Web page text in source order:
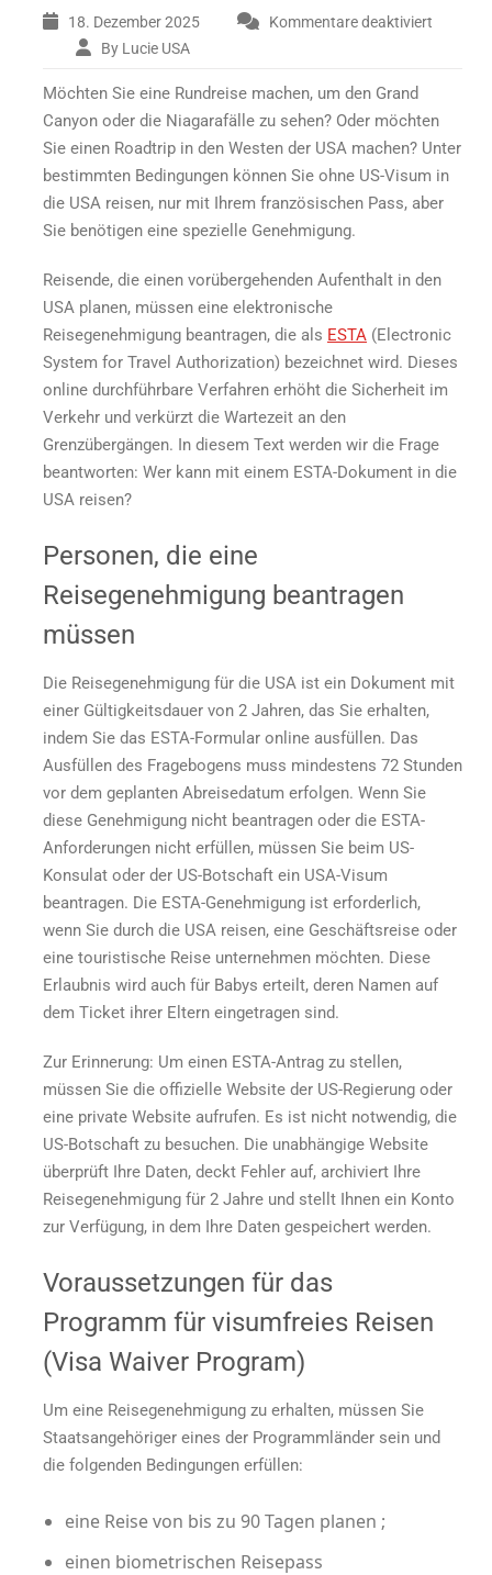
18. Dezember 2025
Kommentare deaktiviert
ESTA-
Bedingungen
für
den
Erhalt
dieses
Dokuments
die
Reise
in
USA
By Lucie USA
Möchten Sie eine Rundreise machen, um den Grand
Canyon oder die Niagarafälle zu sehen? Oder möchten
Sie einen Roadtrip in den Westen der USA machen? Unter
bestimmten Bedingungen können Sie ohne US-Visum in
die USA reisen, nur mit Ihrem französischen Pass, aber
Sie benötigen eine spezielle Genehmigung.
Reisende, die einen vorübergehenden Aufenthalt in den
USA planen, müssen eine elektronische
Reisegenehmigung beantragen, die als ESTA (Electronic
System for Travel Authorization) bezeichnet wird. Dieses
online durchführbare Verfahren erhöht die Sicherheit im
Verkehr und verkürzt die Wartezeit an den
Grenzübergängen. In diesem Text werden wir die Frage
beantworten: Wer kann mit einem ESTA-Dokument in die
USA reisen?
Personen, die eine
Reisegenehmigung beantragen
müssen
Die Reisegenehmigung für die USA ist ein Dokument mit
einer Gültigkeitsdauer von 2 Jahren, das Sie erhalten,
indem Sie das ESTA-Formular online ausfüllen. Das
Ausfüllen des Fragebogens muss mindestens 72 Stunden
vor dem geplanten Abreisedatum erfolgen. Wenn Sie
diese Genehmigung nicht beantragen oder die ESTA-
Anforderungen nicht erfüllen, müssen Sie beim US-
Konsulat oder der US-Botschaft ein USA-Visum
beantragen. Die ESTA-Genehmigung ist erforderlich,
wenn Sie durch die USA reisen, eine Geschäftsreise oder
eine touristische Reise unternehmen möchten. Diese
Erlaubnis wird auch für Babys erteilt, deren Namen auf
dem Ticket ihrer Eltern eingetragen sind.
Zur Erinnerung: Um einen ESTA-Antrag zu stellen,
müssen Sie die offizielle Website der US-Regierung oder
eine private Website aufrufen. Es ist nicht notwendig, die
US-Botschaft zu besuchen. Die unabhängige Website
überprüft Ihre Daten, deckt Fehler auf, archiviert Ihre
Reisegenehmigung für 2 Jahre und stellt Ihnen ein Konto
zur Verfügung, in dem Ihre Daten gespeichert werden.
Voraussetzungen für das
Programm für visumfreies Reisen
(Visa Waiver Program)
Um eine Reisegenehmigung zu erhalten, müssen Sie
Staatsangehöriger eines der Programmländer sein und
die folgenden Bedingungen erfüllen:
eine Reise von bis zu 90 Tagen planen ;
einen biometrischen Reisepass